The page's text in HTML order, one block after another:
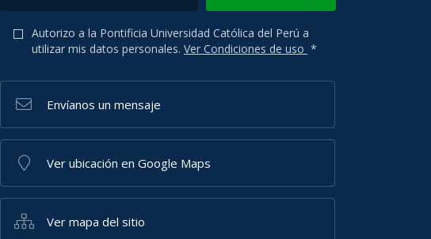
Autorizo a la Pontificia Universidad Católica del Perú a
utilizar mis datos personales.Ver Condiciones de uso *
Envíanos un mensaje
Ver ubicación en Google Maps
Ver mapa del sitio